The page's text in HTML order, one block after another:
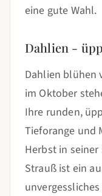
eine gute Wahl.
Dahlien -
Dahlien blühen
im Oktober
Ihre runden,
Tieforange und
Herbst in
Strauß ist ein